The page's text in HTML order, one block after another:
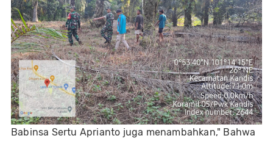
Babinsa Sertu Aprianto juga menambahkan," Bahwa